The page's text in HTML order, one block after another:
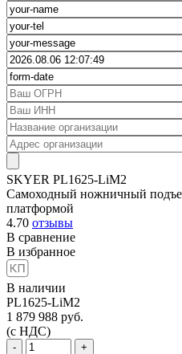
SKYER PL1625-LiM2
Самоходный ножничный
платформой
4.70 отзывы
В сравнение
В избранное
В наличии
PL1625-LiM2
1 879 988 руб.
(с НДС)
- +